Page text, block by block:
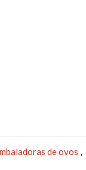
de ovos ,